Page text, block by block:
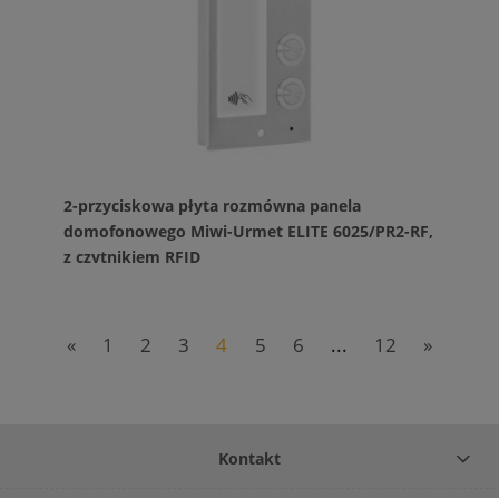
2-przyciskowa płyta rozmówna panela
domofonowego Miwi-Urmet ELITE 6025/PR2-RF,
z czytnikiem RFID
« 1 2 3 4 5 6 ... 12 »
Kontakt